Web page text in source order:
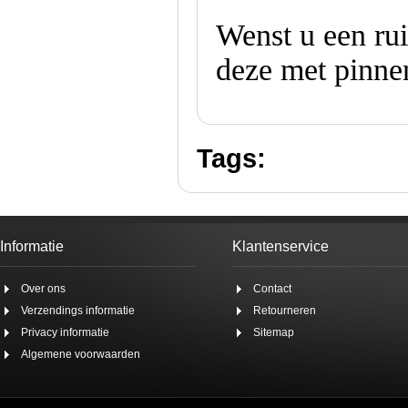
Wenst u een
deze met
Tags:
Informatie
Over ons
Verzendings informatie
Privacy informatie
Algemene voorwaarden
Klantenservice
Contact
Retourneren
Sitemap